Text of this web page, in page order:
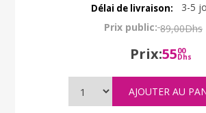
Délai de livraison:
3-5
Prix public: 89,00Dhs
Prix:5500
Dhs